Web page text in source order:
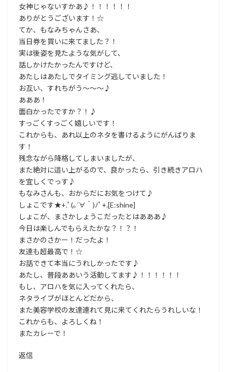
女神じゃないすかあ♪！！！！！！
ありがとうございます！☆
てか、もなみちゃんさあ、
当日券を買いに来てました？！
実は後姿を見たような気がして、
話しかけたかったんですけど、
あたしはあたしでタイミング逃していました！
お互い、すれちがう～～～♪
あああ！
面白かったですか？！♪
すっごくすっごく嬉しいです！
これからも、あれ以上のネタを書けるようにがんばりま
す！
残念ながら降格してしまいましたが、
また絶対に這い上がるので、良かったら、引き続きアロハ
を宜しくでっす♪
もなみさんも、おからだにお気をつけて♪
しょこです★+.ﾟ(｡´∀｀)ﾉﾟ+.[E:shine]
しょこが、まさかしょうこだったとはあああ♪
今日は楽しんでもらえたかな？！？！
まさかのさかー！だったよ！
友達も超最高で！☆
お話できて本当にうれしかったです♪
あたし、普段ああいう活動してます♪！！！！！！
もし、アロハを気に入ってくれたら、
ネタライブがほとんどだから、
また美容学校の友達連れて見に来てくれたらうれしいな！
これからも、よろしくね！
またカレーで！
返信